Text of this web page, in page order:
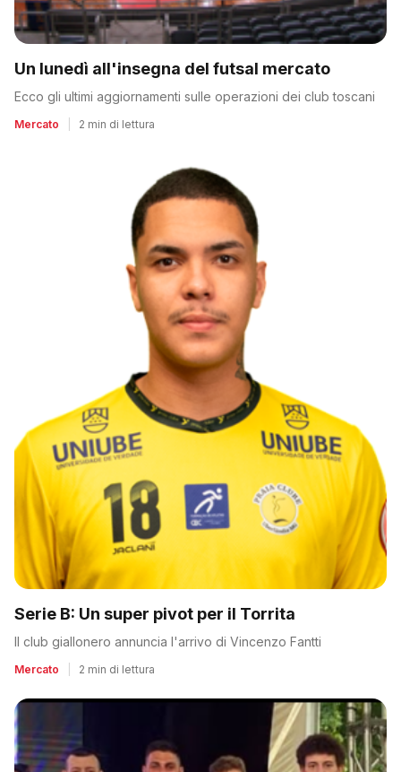
Un lunedì all'insegna del futsal mercato
Ecco gli ultimi aggiornamenti sulle operazioni dei club toscani
Mercato 2 min di lettura
Serie B: Un super pivot per il Torrita
Il club giallonero annuncia l'arrivo di Vincenzo Fantti
Mercato 2 min di lettura